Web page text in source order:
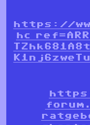
https://